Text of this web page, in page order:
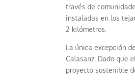
través de
instaladas en los
2 kilómetros.
La única excepción
Calasanz. Dado que
proyecto sostenible